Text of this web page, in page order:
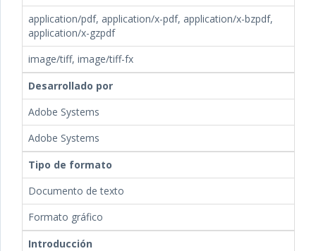
application/pdf, application/x-pdf, application/x-bzpdf,
application/x-gzpdf
image/tiff, image/tiff-fx
Desarrollado por
Adobe Systems
Adobe Systems
Tipo de formato
Documento de texto
Formato gráfico
Introducción